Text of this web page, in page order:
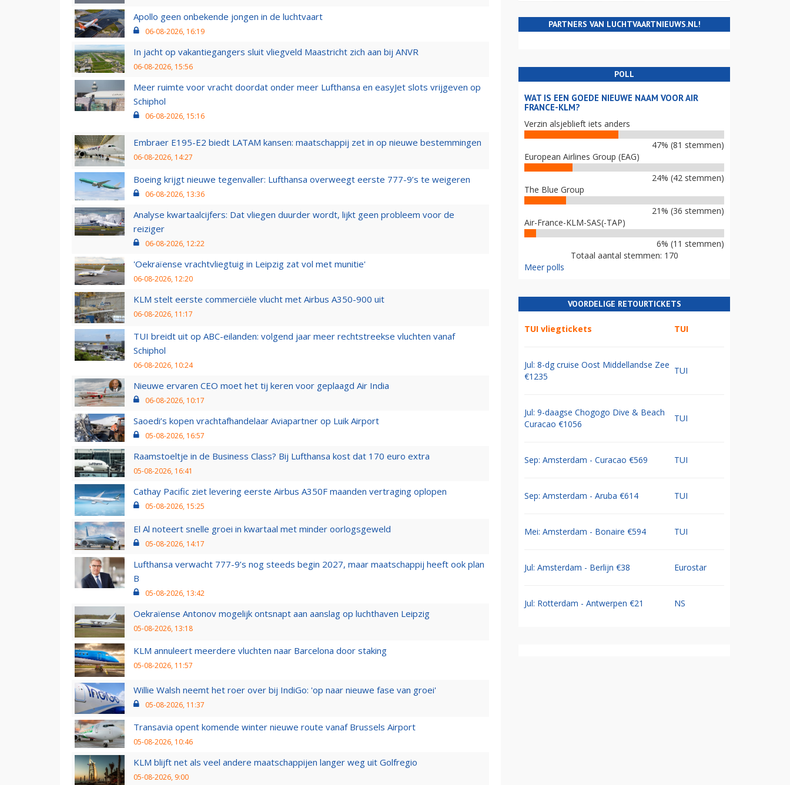
Apollo geen onbekende jongen in de luchtvaart
06-08-2026, 16:19
In jacht op vakantiegangers sluit vliegveld Maastricht zich aan bij ANVR
06-08-2026, 15:56
Meer ruimte voor vracht doordat onder meer Lufthansa en easyJet slots vrijgeven op
Schiphol
06-08-2026, 15:16
Embraer E195-E2 biedt LATAM kansen: maatschappij zet in op nieuwe bestemmingen
06-08-2026, 14:27
Boeing krijgt nieuwe tegenvaller: Lufthansa overweegt eerste 777-9’s te weigeren
06-08-2026, 13:36
Analyse kwartaalcijfers: Dat vliegen duurder wordt, lijkt geen probleem voor de
reiziger
06-08-2026, 12:22
'Oekraïense vrachtvliegtuig in Leipzig zat vol met munitie'
06-08-2026, 12:20
KLM stelt eerste commerciële vlucht met Airbus A350-900 uit
06-08-2026, 11:17
TUI breidt uit op ABC-eilanden: volgend jaar meer rechtstreekse vluchten vanaf
Schiphol
06-08-2026, 10:24
Nieuwe ervaren CEO moet het tij keren voor geplaagd Air India
06-08-2026, 10:17
Saoedi’s kopen vrachtafhandelaar Aviapartner op Luik Airport
05-08-2026, 16:57
Raamstoeltje in de Business Class? Bij Lufthansa kost dat 170 euro extra
05-08-2026, 16:41
Cathay Pacific ziet levering eerste Airbus A350F maanden vertraging oplopen
05-08-2026, 15:25
El Al noteert snelle groei in kwartaal met minder oorlogsgeweld
05-08-2026, 14:17
Lufthansa verwacht 777-9’s nog steeds begin 2027, maar maatschappij heeft ook plan
B
05-08-2026, 13:42
Oekraïense Antonov mogelijk ontsnapt aan aanslag op luchthaven Leipzig
05-08-2026, 13:18
KLM annuleert meerdere vluchten naar Barcelona door staking
05-08-2026, 11:57
Willie Walsh neemt het roer over bij IndiGo: 'op naar nieuwe fase van groei'
05-08-2026, 11:37
Transavia opent komende winter nieuwe route vanaf Brussels Airport
05-08-2026, 10:46
KLM blijft net als veel andere maatschappijen langer weg uit Golfregio
05-08-2026, 9:00
PARTNERS VAN LUCHTVAARTNIEUWS.NL!
POLL
WAT IS EEN GOEDE NIEUWE NAAM VOOR AIR
FRANCE-KLM?
Verzin alsjeblieft iets anders
47% (81 stemmen)
European Airlines Group (EAG)
24% (42 stemmen)
The Blue Group
21% (36 stemmen)
Air-France-KLM-SAS(-TAP)
6% (11 stemmen)
Totaal aantal stemmen: 170
Meer polls
VOORDELIGE RETOURTICKETS
TUI vliegtickets TUI
Jul: 8-dg cruise Oost Middellandse Zee
€1235
TUI
Jul: 9-daagse Chogogo Dive & Beach
Curacao €1056
TUI
Sep: Amsterdam - Curacao €569 TUI
Sep: Amsterdam - Aruba €614 TUI
Mei: Amsterdam - Bonaire €594 TUI
Jul: Amsterdam - Berlijn €38 Eurostar
Jul: Rotterdam - Antwerpen €21 NS